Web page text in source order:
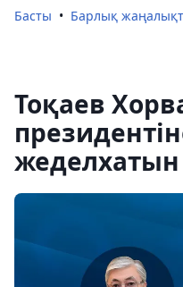
Басты Барлық
Тоқаев